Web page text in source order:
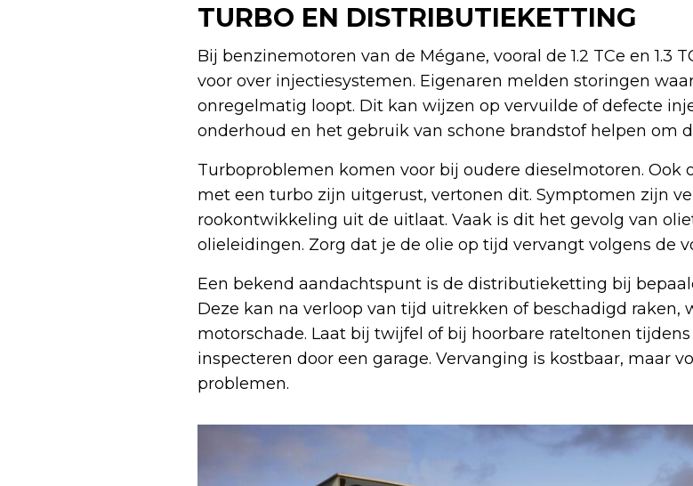
TURBO EN DISTRIBUTIEKETTING
Bij benzinemotoren van de Mégane, vooral de 1.2 TCe en 1.3
voor over injectiesystemen. Eigenaren melden storingen
onregelmatig loopt. Dit kan wijzen op vervuilde of defecte
onderhoud en het gebruik van schone brandstof helpen om
Turboproblemen komen voor bij oudere dieselmotoren. Ook
met een turbo zijn uitgerust, vertonen dit. Symptomen zijn
rookontwikkeling uit de uitlaat. Vaak is dit het gevolg van
olieleidingen. Zorg dat je de olie op tijd vervangt volgens de
Een bekend aandachtspunt is de distributieketting bij
Deze kan na verloop van tijd uitrekken of beschadigd raken,
motorschade. Laat bij twijfel of bij hoorbare rateltonen
inspecteren door een garage. Vervanging is kostbaar, maar
problemen.